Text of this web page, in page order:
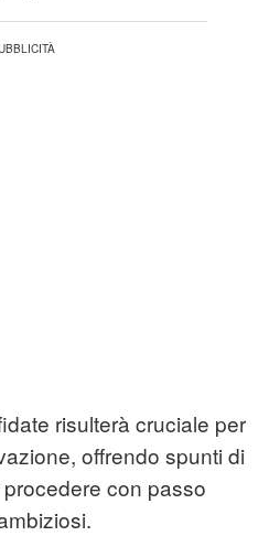
risulterà cruciale per
offrendo spunti di
con passo